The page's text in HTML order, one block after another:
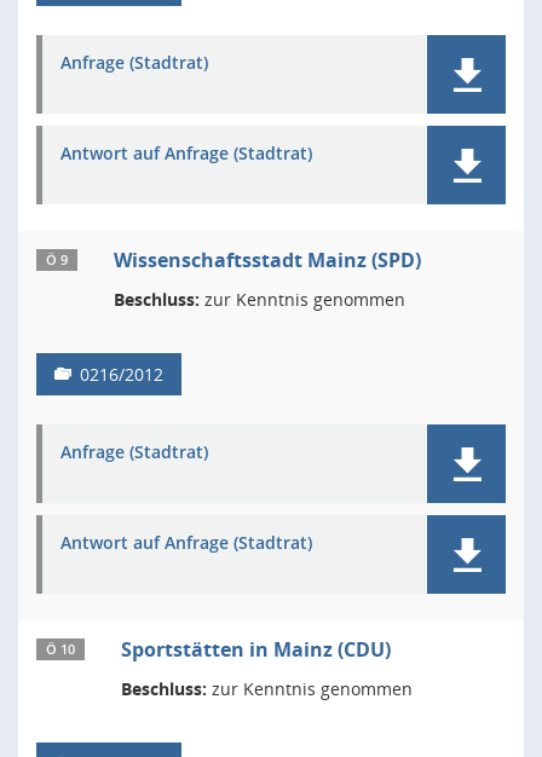
Anfrage (Stadtrat)
Antwort auf Anfrage (Stadtrat)
Ö 9 Wissenschaftsstadt Mainz (SPD)
Beschluss: zur Kenntnis genommen
0216/2012
Anfrage (Stadtrat)
Antwort auf Anfrage (Stadtrat)
Ö 10 Sportstätten in Mainz (CDU)
Beschluss: zur Kenntnis genommen